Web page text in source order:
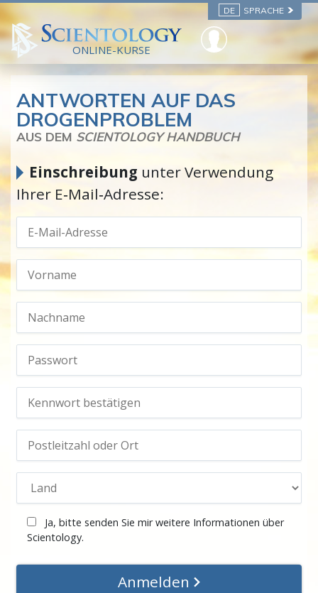
DE SPRACHE
ONLINE-KURSE
ANTWORTEN AUF DAS
DROGENPROBLEM
AUS DEM SCIENTOLOGY HANDBUCH
Einschreibung unter Verwendung
Ihrer E‑Mail‑Adresse:
Ja, bitte senden Sie mir weitere Informationen über
Scientology.
Anmelden